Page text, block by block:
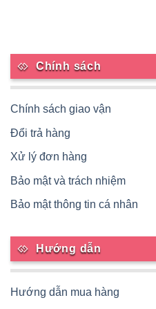
Chính sách
Chính sách giao vận
Đổi trả hàng
Xử lý đơn hàng
Bảo mật và trách nhiệm
Bảo mật thông tin cá nhân
Hướng dẫn
Hướng dẫn mua hàng